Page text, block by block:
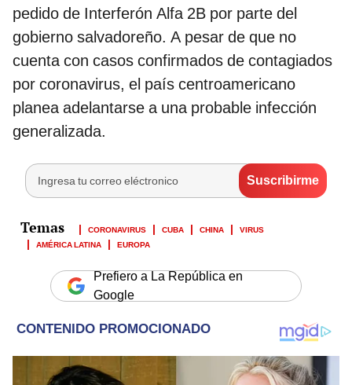
pedido de Interferón Alfa 2B por parte del
gobierno salvadoreño. A pesar de que no
cuenta con casos confirmados de contagiados
por coronavirus, el país centroamericano
planea adelantarse a una probable infección
generalizada.
CORONAVIRUS CUBA CHINA
VIRUS
AMÉRICA LATINA
EUROPA
Prefiero a La República en
Google